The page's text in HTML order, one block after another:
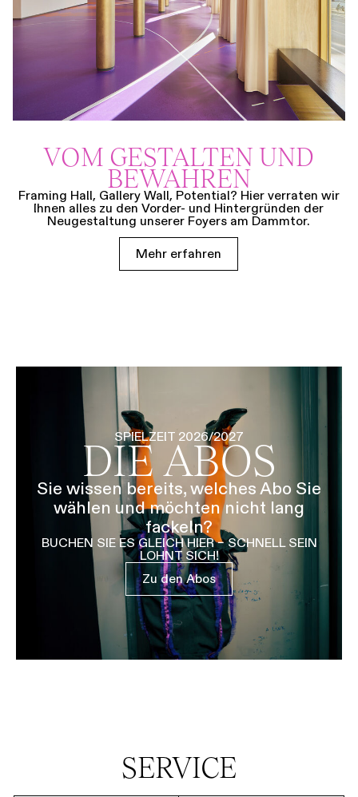
VOM GESTALTEN UND
BEWAHREN
Framing Hall, Gallery Wall, Potential? Hier verraten wir
Ihnen alles zu den Vorder- und Hintergründen der
Neugestaltung unserer Foyers am Dammtor.
Mehr erfahren
SPIELZEIT 2026/2027
DIE ABOS
Sie wissen bereits, welches Abo Sie
wählen und möchten nicht lang
fackeln?
BUCHEN SIE ES GLEICH HIER – SCHNELL SEIN
LOHNT SICH!
Zu den Abos
SERVICE